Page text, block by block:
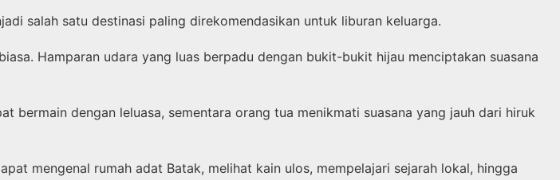
salah satu destinasi paling direkomendasikan untuk liburan keluarga.
Hamparan udara yang luas berpadu dengan bukit-bukit hijau menciptakan suasana
bermain dengan leluasa, sementara orang tua menikmati suasana yang jauh dari hiruk
mengenal rumah adat Batak, melihat kain ulos, mempelajari sejarah lokal, hingga